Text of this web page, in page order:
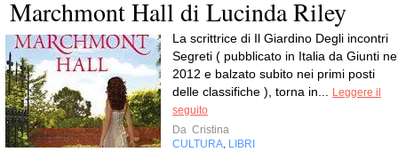
Marchmont Hall di Lucinda Riley
La scrittrice di Il Giardino Degli incontri
Segreti ( pubblicato in Italia da Giunti
2012 e balzato subito nei primi posti
delle classifiche ), torna in...
Leggere il
seguito
Da Cristina
CULTURA LIBRI